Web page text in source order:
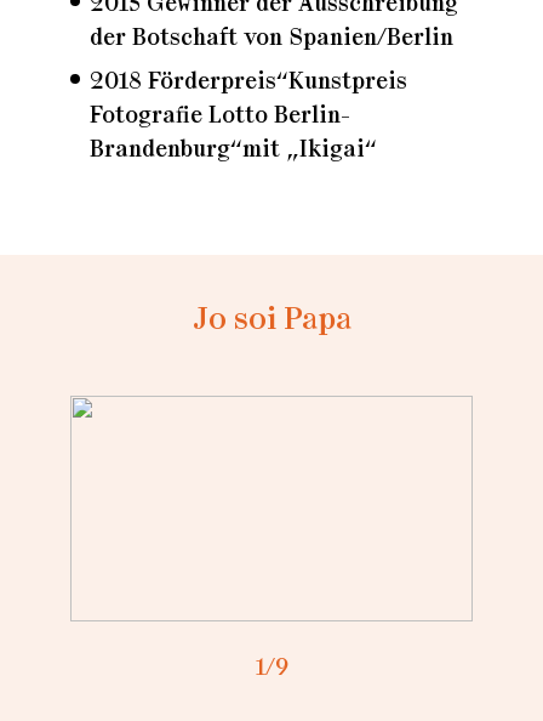
2015 Gewinner der Ausschreibung
der Botschaft von Spanien/Berlin
2018 Förderpreis“Kunstpreis
Fotografie Lotto Berlin-
Brandenburg“mit „Ikigai“
Jo soi Papa
1/9